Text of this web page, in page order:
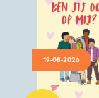
19-08-2026